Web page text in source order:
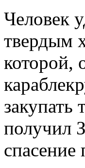
Человек
твердым
которой,
закупать
получил